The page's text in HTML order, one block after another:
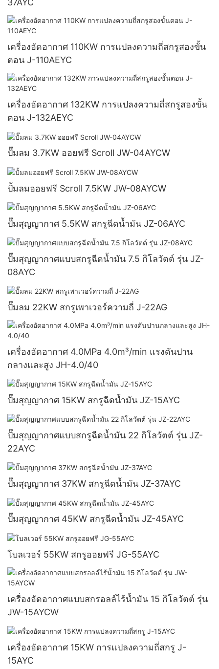
เครื่องอัดอากาศ 110KW การแปลงความถี่สกรูสองขั้น
ตอน J-110AEYC
เครื่องอัดอากาศ 132KW การแปลงความถี่สกรูสองขั้น
ตอน J-132AEYC
ปั๊มลม 3.7KW ออยฟรี Scroll JW-04AYCW
ปั้มลมออยฟรี Scroll 7.5KW JW-08AYCW
ปั๊มสุญญากาศ 5.5KW สกรูฉีดน้ำมัน JZ-06AYC
ปั๊มสุญญากาศแบบสกรูฉีดน้ำมัน 7.5 กิโลวัตต์ รุ่น JZ-
08AYC
ปั๊มลม 22KW สกรูเพาเวอร์ความถี่ J-22AG
เครื่องอัดอากาศ 4.0MPa 4.0m³/min แรงดันปาน
กลางและสูง JH-4.0/40
ปั๊มสุญญากาศ 15KW สกรูฉีดน้ำมัน JZ-15AYC
ปั๊มสุญญากาศแบบสกรูฉีดน้ำมัน 22 กิโลวัตต์ รุ่น JZ-
22AYC
ปั๊มสุญญากาศ 37KW สกรูฉีดน้ำมัน JZ-37AYC
ปั๊มสุญญากาศ 45KW สกรูฉีดน้ำมัน JZ-45AYC
โบลเวอร์ 55KW สกรูออยฟรี JG-55AYC
เครื่องอัดอากาศแบบสกรอลล์ไร้น้ำมัน 15 กิโลวัตต์ รุ่น
JW-15AYCW
เครื่องอัดอากาศ 15KW การแปลงความถี่สกรู J-
15AYC